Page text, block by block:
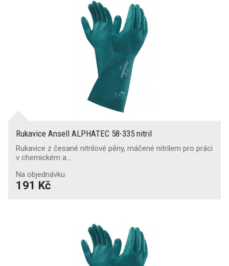
Rukavice Ansell ALPHATEC 58-335 nitril
Rukavice z česané nitrilové pěny, máčené nitrilem pro práci
v chemickém a…
Na objednávku
191 Kč